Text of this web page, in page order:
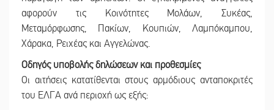
αφορούν τις Κοινότητες Μολάων, Συκέας,
Μεταμόρφωσης, Πακίων, Κουπιών, Λαμπόκαμπου,
Χάρακα, Ρειχέας και Αγγελώνας.
Οδηγός υποβολής δηλώσεων και προθεσμίες
Οι αιτήσεις κατατίθενται στους αρμόδιους ανταποκριτές
του ΕΛΓΑ ανά περιοχή ως εξής: